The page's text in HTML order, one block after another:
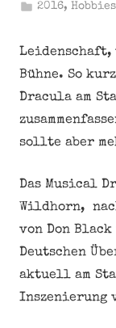
2016,Hobbies
Leidenschaft,
Bühne. So
Dracula am
sollte aber
Das Musical
Wildhorn,
von Don
Deutschen
aktuell am
Inszenierung